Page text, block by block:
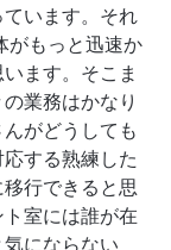
います。それ
がもっと迅速か
ます。そこま
業務はかなり
がどうしても
する熟練した
行できると思
室には誰が在
にならない